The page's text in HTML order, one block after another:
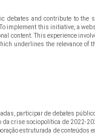
and contribute to
this initiative, a
content. This experience
underlines the relevance of
participar de debates
crise sociopolítica de 2022-
estruturada de